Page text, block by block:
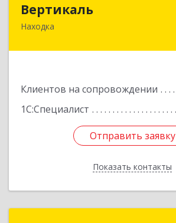
Вертикаль
Находка
Клиентов на сопровождении
1С:Специалист
Отправить заявку
Показать контакты
Отправить заявку
Назад